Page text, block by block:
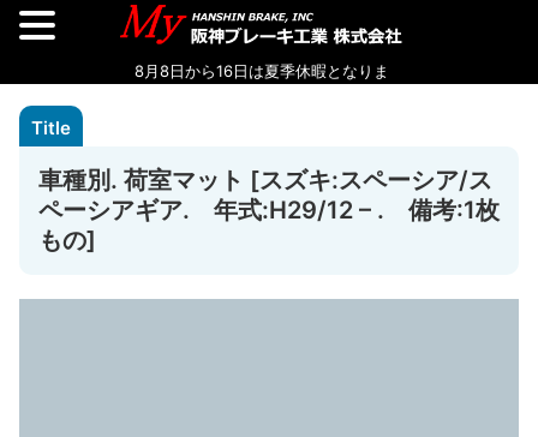
車種別. 荷室マット [スズキ:スペーシア/ス
ペーシアギア. 年式:H29/12 – . 備考:1枚
もの]